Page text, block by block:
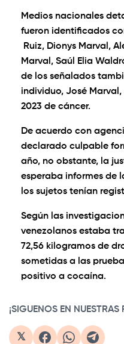
Medios nacionales
fueron identificados
Ruiz, Dionys Marval,
Marval, Saúl Elia
de los señalados
individuo, José
2023 de cáncer.
De acuerdo con
declarado culpable
año, no obstante, la
esperaba informes de
los sujetos tenían
Según las
venezolanos estaba
72,56 kilogramos de
sometidas a las
positivo a cocaína.
¡SIGUENOS EN NUESTRAS
𝕏